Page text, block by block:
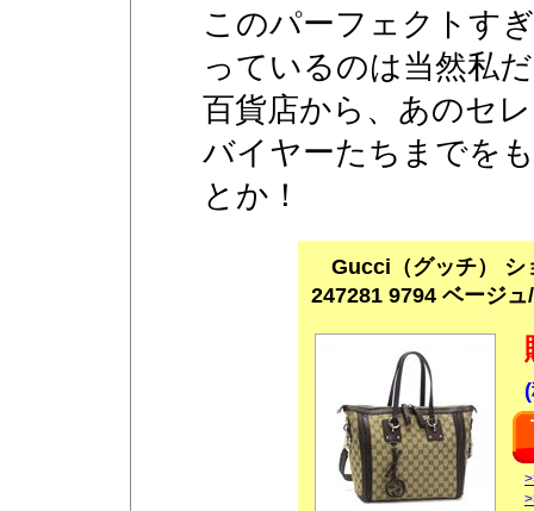
このパーフェクトす
っているのは当然私
百貨店から、あのセ
バイヤーたちまでを
とか！
Gucci（グッチ） シ
247281 9794 ベージ